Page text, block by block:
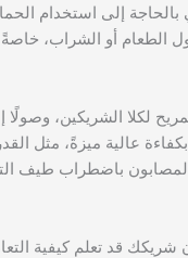
وتشير بعض التقارير إلى قلة الوعي بالحاجة إلى
الطعام أو الشراب،
لكلا الشريكين، وصولًا
عالية ميزةً، مثل
باضطراب طيف
قد تعلم كيفية